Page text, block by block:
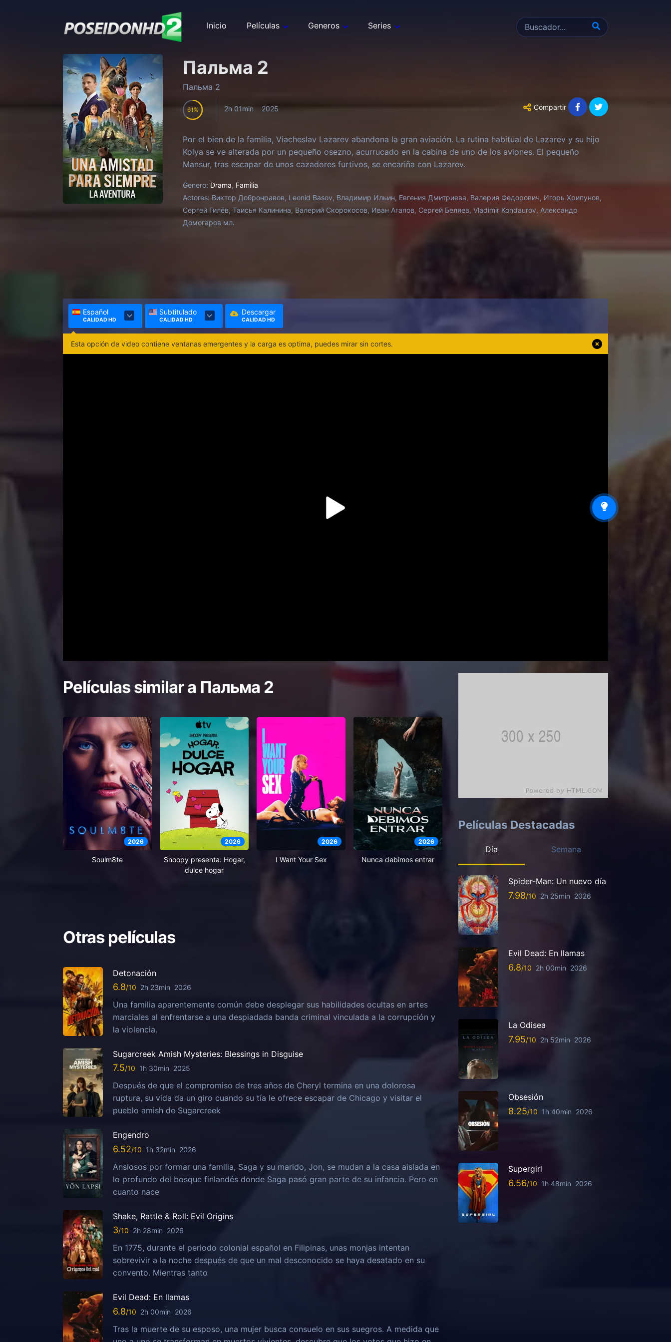
Inicio Películas Generos Series
Пальма 2
Пальма 2
61 2h 01min 2025 Compartir
Por el bien de la familia, Viacheslav Lazarev abandona la gran aviación. La rutina habitual de Lazarev y su hijo
Kolya se ve alterada por un pequeño osezno, acurrucado en la cabina de uno de los aviones. El pequeño
Mansur, tras escapar de unos cazadores furtivos, se encariña con Lazarev.
Genero: Drama, Familia
Actores: Виктор Добронравов, Leonid Basov, Владимир Ильин, Евгения Дмитриева, Валерия Федорович, Игорь Хрипунов,
Сергей Гилёв, Таисья Калинина, Валерий Скорокосов, Иван Агапов, Сергей Беляев, Vladimir Kondaurov, Александр
Домогаров мл.
Español
CALIDAD HD
Subtitulado
CALIDAD HD
Descargar
CALIDAD HD
Esta opción de video contiene ventanas emergentes y la carga es optima, puedes mirar sin cortes.
Películas similar a Пальма 2
2026
Soulm8te
2026
Snoopy presenta: Hogar,
dulce hogar
2026
I Want Your Sex
2026
Nunca debimos entrar
Otras películas
Detonación
6.8 2h 23min 2026
Una familia aparentemente común debe desplegar sus habilidades ocultas en artes
marciales al enfrentarse a una despiadada banda criminal vinculada a la corrupción y
la violencia.
Sugarcreek Amish Mysteries: Blessings in Disguise
7.5 1h 30min 2025
Después de que el compromiso de tres años de Cheryl termina en una dolorosa
ruptura, su vida da un giro cuando su tía le ofrece escapar de Chicago y visitar el
pueblo amish de Sugarcreek
Engendro
6.52 1h 32min 2026
Ansiosos por formar una familia, Saga y su marido, Jon, se mudan a la casa aislada en
lo profundo del bosque finlandés donde Saga pasó gran parte de su infancia. Pero en
cuanto nace
Shake, Rattle & Roll: Evil Origins
3 2h 28min 2026
En 1775, durante el periodo colonial español en Filipinas, unas monjas intentan
sobrevivir a la noche después de que un mal desconocido se haya desatado en su
convento. Mientras tanto
Evil Dead: En llamas
6.8 2h 00min 2026
Tras la muerte de su esposo, una mujer busca consuelo en sus suegros. A medida que
Películas Destacadas
Día Semana
Spider-Man: Un nuevo día
7.98 2h 25min 2026
Evil Dead: En llamas
6.8 2h 00min 2026
La Odisea
7.95 2h 52min 2026
Obsesión
8.25 1h 40min 2026
Supergirl
6.56 1h 48min 2026